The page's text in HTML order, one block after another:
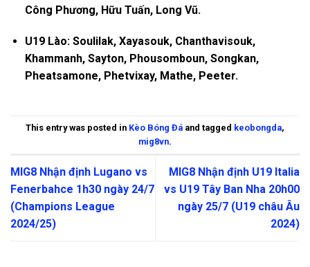
Công Phương, Hữu Tuấn, Long Vũ.
U19 Lào: Soulilak, Xayasouk, Chanthavisouk,
Khammanh, Sayton, Phousomboun, Songkan,
Pheatsamone, Phetvixay, Mathe, Peeter.
This entry was posted in Kèo Bóng Đá and tagged keobongda,
mig8vn.
MIG8 Nhận định Lugano vs
Fenerbahce 1h30 ngày 24/7
(Champions League
2024/25)
MIG8 Nhận định U19 Italia
vs U19 Tây Ban Nha 20h00
ngày 25/7 (U19 châu Âu
2024)